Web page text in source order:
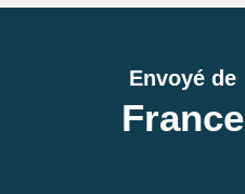
Envoyé de
France